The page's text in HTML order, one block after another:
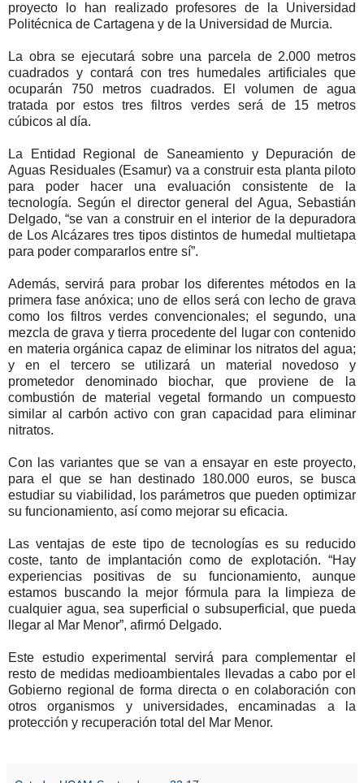
proyecto lo han realizado profesores de la Universidad
Politécnica de Cartagena y de la Universidad de Murcia.
La obra se ejecutará sobre una parcela de 2.000 metros
cuadrados y contará con tres humedales artificiales que
ocuparán 750 metros cuadrados. El volumen de agua
tratada por estos tres filtros verdes será de 15 metros
cúbicos al día.
La Entidad Regional de Saneamiento y Depuración de
Aguas Residuales (Esamur) va a construir esta planta piloto
para poder hacer una evaluación consistente de la
tecnología. Según el director general del Agua, Sebastián
Delgado, “se van a construir en el interior de la depuradora
de Los Alcázares tres tipos distintos de humedal multietapa
para poder compararlos entre sí”.
Además, servirá para probar los diferentes métodos en la
primera fase anóxica; uno de ellos será con lecho de grava
como los filtros verdes convencionales; el segundo, una
mezcla de grava y tierra procedente del lugar con contenido
en materia orgánica capaz de eliminar los nitratos del agua;
y en el tercero se utilizará un material novedoso y
prometedor denominado biochar, que proviene de la
combustión de material vegetal formando un compuesto
similar al carbón activo con gran capacidad para eliminar
nitratos.
Con las variantes que se van a ensayar en este proyecto,
para el que se han destinado 180.000 euros, se busca
estudiar su viabilidad, los parámetros que pueden optimizar
su funcionamiento, así como mejorar su eficacia.
Las ventajas de este tipo de tecnologías es su reducido
coste, tanto de implantación como de explotación. “Hay
experiencias positivas de su funcionamiento, aunque
estamos buscando la mejor fórmula para la limpieza de
cualquier agua, sea superficial o subsuperficial, que pueda
llegar al Mar Menor”, afirmó Delgado.
Este estudio experimental servirá para complementar el
resto de medidas medioambientales llevadas a cabo por el
Gobierno regional de forma directa o en colaboración con
otros organismos y universidades, encaminadas a la
protección y recuperación total del Mar Menor.